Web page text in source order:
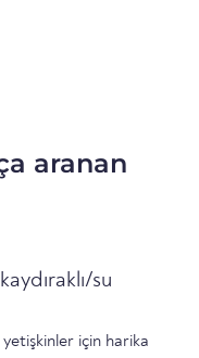
aranan
su
için harika